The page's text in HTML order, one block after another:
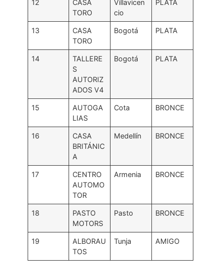
12
CASA
TORO
Villavicen
cio
PLATA
13
CASA
TORO
Bogotá PLATA
14
TALLERE
S
AUTORIZ
ADOS V4
Bogotá PLATA
15
AUTOGA
LIAS
Cota BRONCE
16
CASA
BRITÁNIC
A
Medellín BRONCE
17
CENTRO
AUTOMO
TOR
Armenia BRONCE
18
PASTO
MOTORS
Pasto BRONCE
19
ALBORAU
TOS
Tunja AMIGO